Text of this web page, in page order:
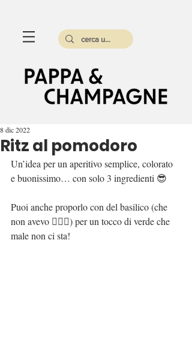
Ritz al pomodoro
8 dic 2022
Un’idea per un aperitivo semplice, colorato
e buonissimo… con solo 3 ingredienti 😎
Puoi anche proporlo con del basilico (che
non avevo 🤦🏻‍♀️) per un tocco di verde che
male non ci sta!